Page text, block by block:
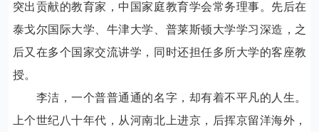
突出贡献的教育家，中国家庭教育学会常务理事。先后在
泰戈尔国际大学、牛津大学、普莱斯顿大学学习深造，之
后又在多个国家交流讲学，同时还担任多所大学的客座教
授。
李洁，一个普普通通的名字，却有着不平凡的人生。
上个世纪八十年代，从河南北上进京，后挥京留洋海外，